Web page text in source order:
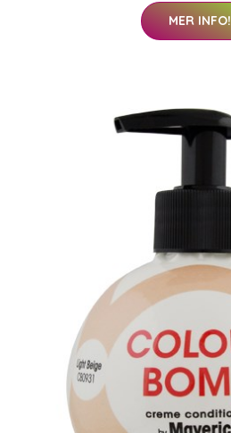
MER INFO!